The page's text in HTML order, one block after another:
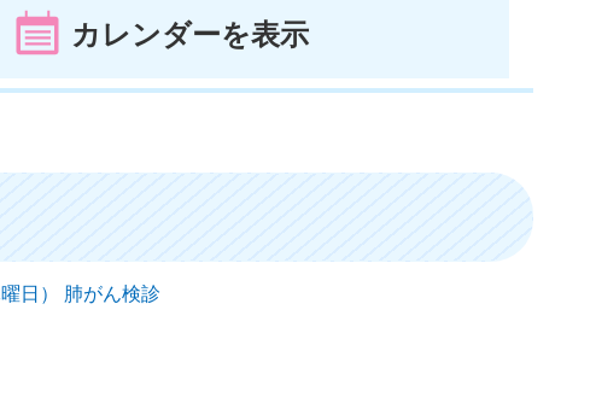
カレンダーを表示
日） 肺がん検診